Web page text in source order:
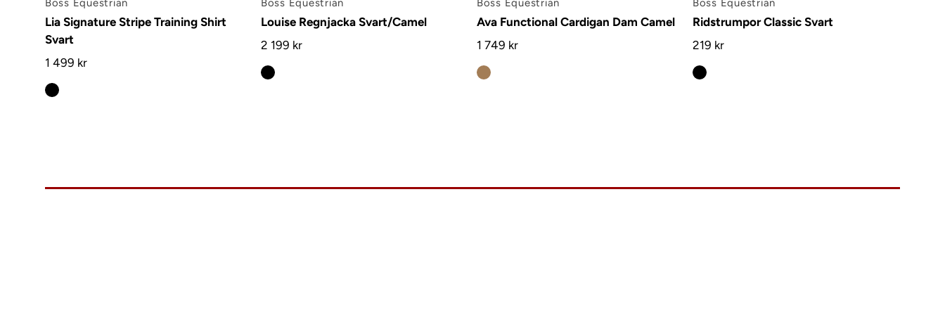
Boss Equestrian
Lia Signature Stripe Training Shirt
Svart
1 499 kr
Boss Equestrian
Louise Regnjacka Svart/Camel
2 199 kr
Boss Equestrian
Ava Functional Cardigan Dam Camel
1 749 kr
Boss Equestrian
Ridstrumpor Classic Svart
219 kr